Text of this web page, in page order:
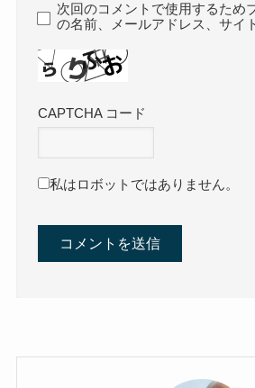
次回のコメントで使用するため
の名前、メールアドレス、サイ
CAPTCHA コード
私はロボットではありません。